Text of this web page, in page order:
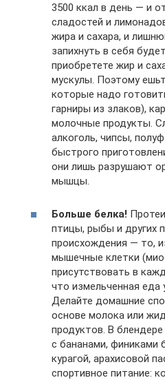
3500 ккал в день — и
сладостей и
жира и сахара, и
запихнуть в себя
приобретете жир и
мускулы. Поэтому
которые надо
гарниры из злаков),
молочные продукты.
алкоголь, чипсы,
быстрого
они лишь разрушают
мышцы.
Больше белка!
птицы, рыбы и других
происхождения — то,
мышечные клетки
присутствовать в
что измельченная еда
Делайте домашние
основе молока или
продуктов. В
с бананами, финиками
курагой, арахисовой
спортивное питание: